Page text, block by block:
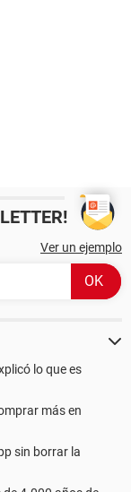
Ver un ejemplo
lo que es
más en
sin borrar la